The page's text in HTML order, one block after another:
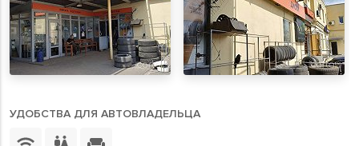
УДОБСТВА ДЛЯ АВТОВЛАДЕЛЬЦА